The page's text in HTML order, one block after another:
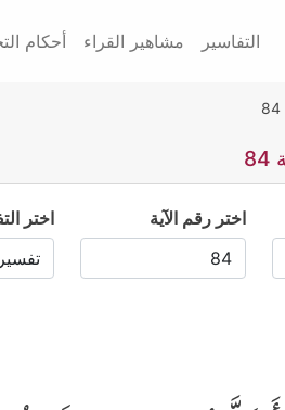
التفاسير مشاهير القراء أحكام
اختر رقم الآية اختر